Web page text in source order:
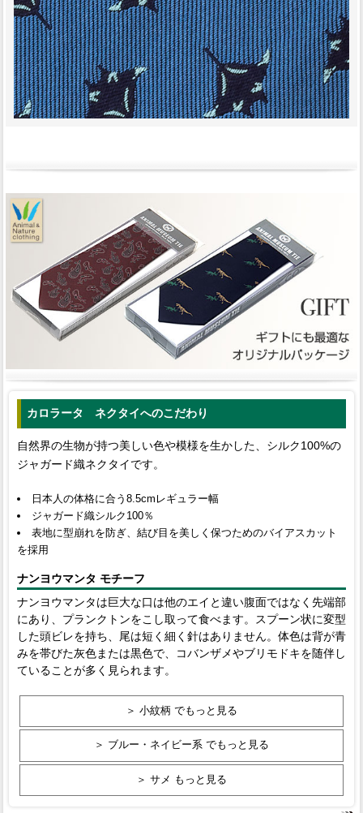
カロラータ ネクタイへのこだわり
自然界の生物が持つ美しい色や模様を生かした、シルク100%の
ジャガード織ネクタイです。
日本人の体格に合う8.5cmレギュラー幅
ジャガード織シルク100％
表地に型崩れを防ぎ、結び目を美しく保つためのバイアスカット
を採用
ナンヨウマンタ モチーフ
ナンヨウマンタは巨大な口は他のエイと違い腹面ではなく先端部
にあり、プランクトンをこし取って食べます。スプーン状に変型
した頭ビレを持ち、尾は短く細く針はありません。体色は背が青
みを帯びた灰色または黒色で、コバンザメやブリモドキを随伴し
ていることが多く見られます。
＞ 小紋柄 でもっと見る
＞ ブルー・ネイビー系 でもっと見る
＞ サメ もっと見る